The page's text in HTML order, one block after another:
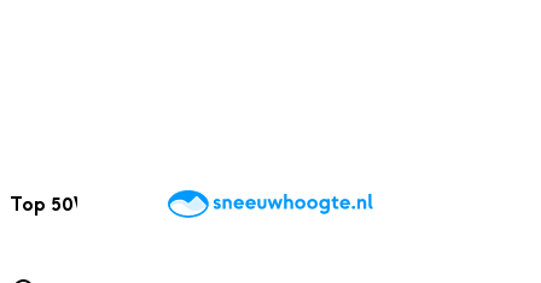
Top 50Webcams WintersportweerKaarten